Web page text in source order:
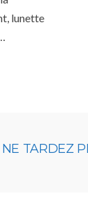
lunette
TARDEZ